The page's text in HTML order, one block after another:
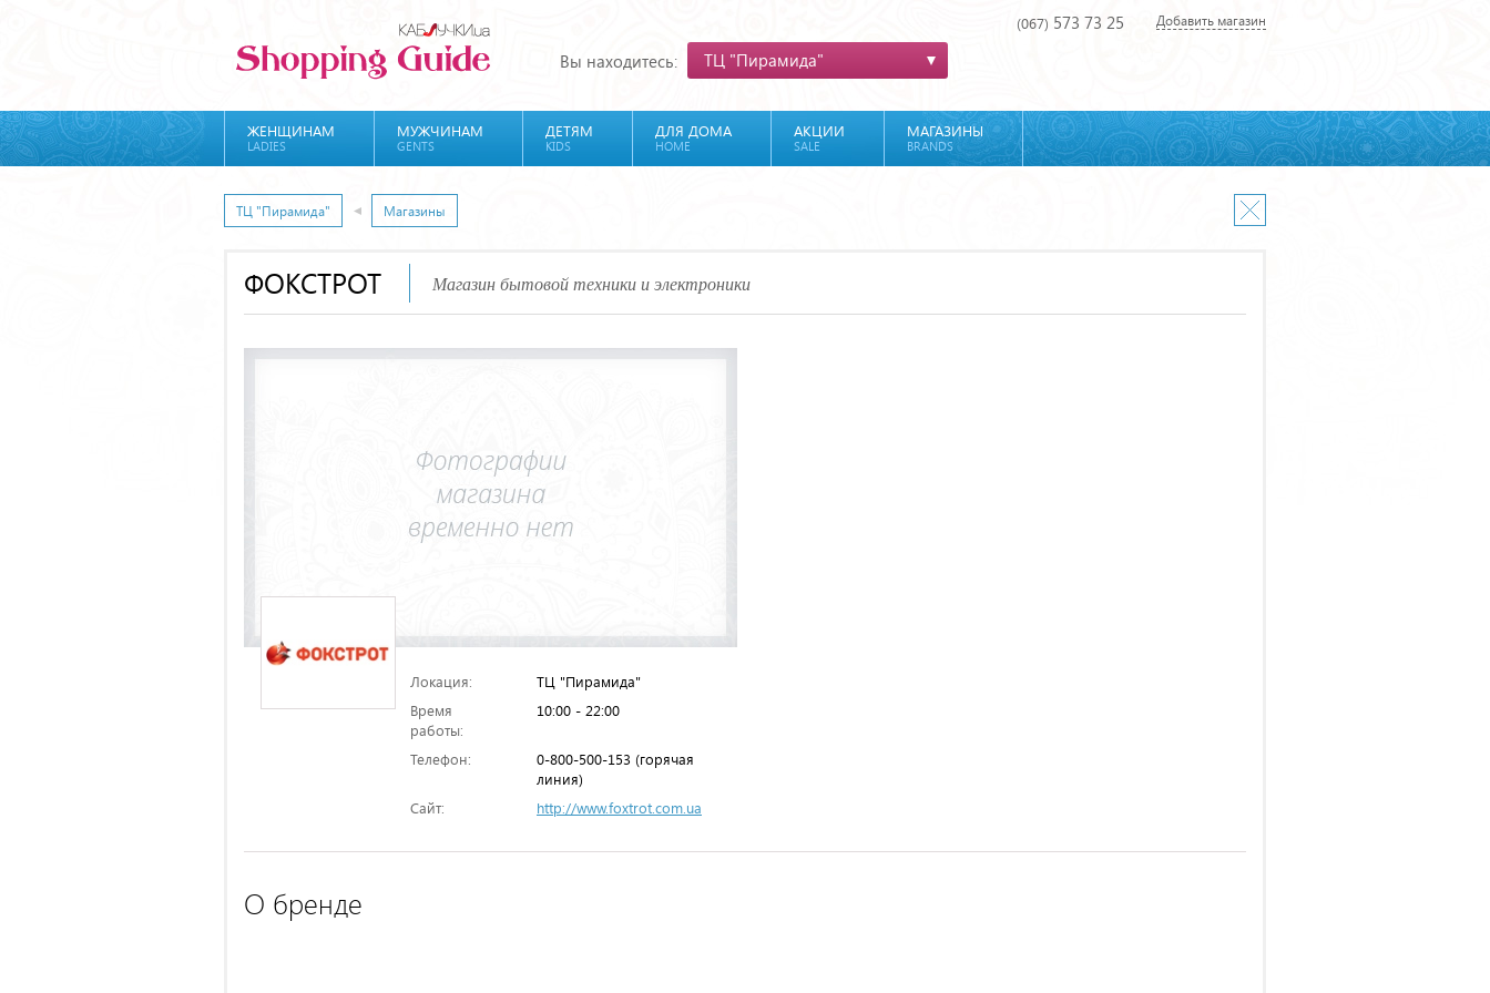
Вы находитесь: ТЦ "Пирамида"
(067) 573 73 25 Добавить магазин
ЖЕНЩИНАМ
LADIES
МУЖЧИНАМ
GENTS
ДЕТЯМ
KIDS
ДЛЯ ДОМА
HOME
АКЦИИ
SALE
МАГАЗИНЫ
BRANDS
ТЦ "Пирамида" Магазины
ФОКСТРОТ Магазин бытовой техники и электроники
Локация:
ТЦ "Пирамида"
Время
работы:
10:00 - 22:00
Телефон:
0-800-500-153 (горячая
линия)
Сайт:
http://www.foxtrot.com.ua
О бренде